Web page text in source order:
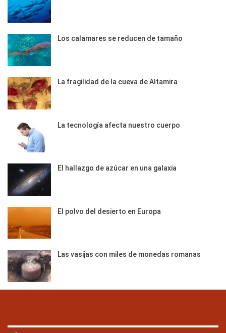
Los calamares se reducen de tamaño
La fragilidad de la cueva de Altamira
La tecnología afecta nuestro cuerpo
El hallazgo de azúcar en una galaxia
El polvo del desierto en Europa
Las vasijas con miles de monedas romanas